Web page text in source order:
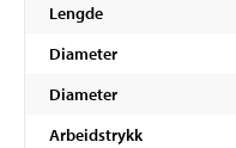
Lengde
Diameter
Diameter
Arbeidstrykk